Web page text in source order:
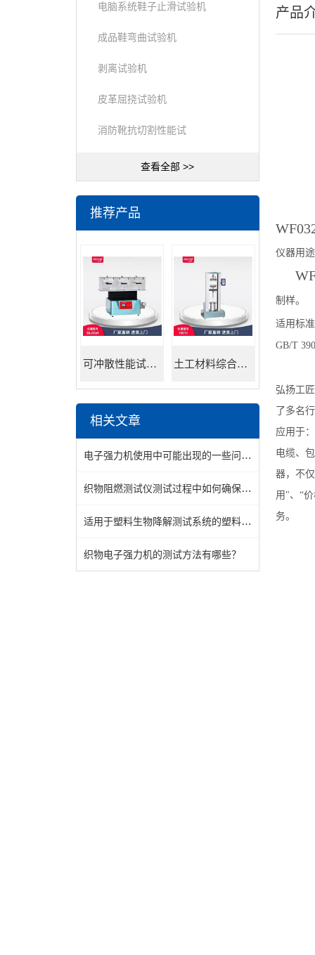
电脑系统鞋子止滑试验机
成品鞋弯曲试验机
剥离试验机
皮革屈挠试验机
消防靴抗切割性能试
查看全部 >>
推荐产品
可冲散性能试验机 土工材料综合试验机
相关文章
电子强力机使用中可能出现的一些问题可以用这种方法解决
织物阻燃测试仪测试过程中如何确保安全
适用于塑料生物降解测试系统的塑料材料有哪些？
织物电子强力机的测试方法有哪些？
产品
仪器用
制样。
适用标
GB/T
弘扬工
了多名
应用于
电缆、
器，不
用"、“
务。